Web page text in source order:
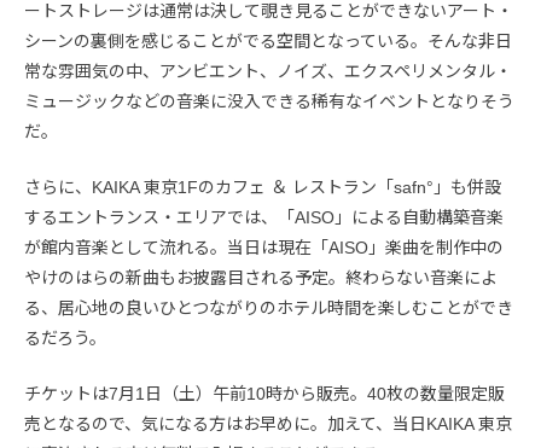
ートストレージは通常は決して覗き見ることができないアート・
シーンの裏側を感じることがでる空間となっている。そんな非日
常な雰囲気の中、アンビエント、ノイズ、エクスペリメンタル・
ミュージックなどの音楽に没入できる稀有なイベントとなりそう
だ。
さらに、KAIKA 東京1Fのカフェ ＆ レストラン「safn°」も併設
するエントランス・エリアでは、「AISO」による自動構築音楽
が館内音楽として流れる。当日は現在「AISO」楽曲を制作中の
やけのはらの新曲もお披露目される予定。終わらない音楽によ
る、居心地の良いひとつながりのホテル時間を楽しむことができ
るだろう。
チケットは7月1日（土）午前10時から販売。40枚の数量限定販
売となるので、気になる方はお早めに。加えて、当日KAIKA 東京